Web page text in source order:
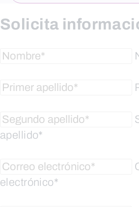
Solicita
apellido*
electrónico*